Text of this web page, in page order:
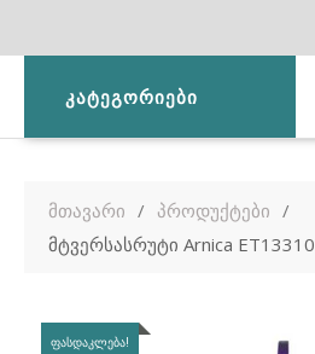
ᲙᲐᲢᲔᲒᲝᲠᲘᲔᲑᲘ
მთავარი
პროდუქტები
მტვერსასრუტი Arnica ET13310
ᲤᲐᲡᲓᲐᲙᲚᲔᲑᲐ!